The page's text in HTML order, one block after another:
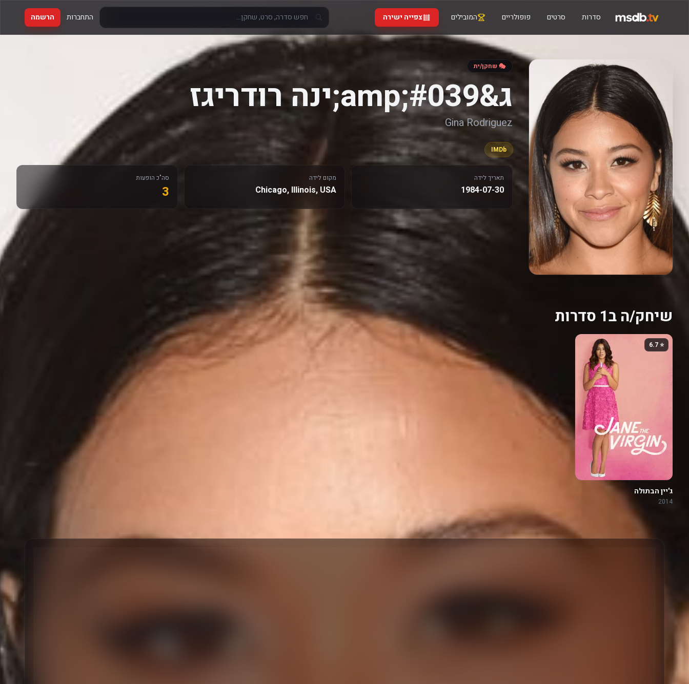
סדרות סרטים פופולריים המובילים צפייה ישירה התחברות הרשמה
🎭 שחקן/ית
ג&amp;#039;ינה רודריגז
Gina Rodriguez
IMDb
תאריך לידה
1984-07-30
מקום לידה
Chicago, Illinois, USA
סה"כ הופעות
3
שיחק/ה ב1 סדרות
⭐ 6.7
ג'יין הבתולה
2014